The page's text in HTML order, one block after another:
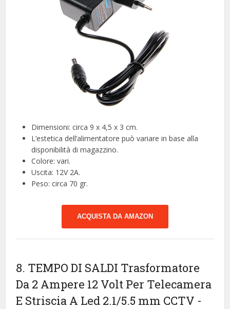
Dimensioni: circa 9 x 4,5 x 3 cm.
L’estetica dell’alimentatore può variare in base alla
disponibilità di magazzino.
Colore: vari.
Uscita: 12V 2A.
Peso: circa 70 gr.
ACQUISTA DA AMAZON
8. TEMPO DI SALDI Trasformatore
Da 2 Ampere 12 Volt Per Telecamera
E Striscia A Led 2.1/5.5 mm CCTV -